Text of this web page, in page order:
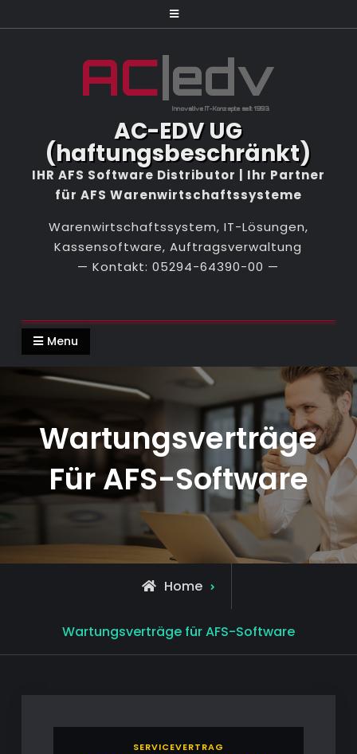
to
AC-EDV UG
(haftungsbeschränkt)
Warenwirtschaftssystem, IT-Lösungen,
Kassensoftware, Auftragsverwaltung
Menu
Wartungsverträge
Für AFS-Software
Home
Wartungsverträge für AFS-Software
SERVICEVERTRAG